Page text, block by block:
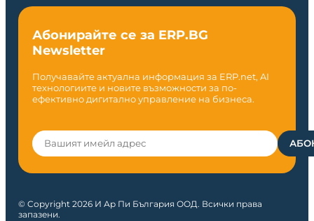
Абонирайте се за ERP.BG
Newsletter
Получавайте актуална информация за ERP.net, AI
технологиите и новите възможности за по-
ефективно дигитално управление на бизнеса.
© Copyright 2026 И Ар Пи България ООД. Всички права
запазени.